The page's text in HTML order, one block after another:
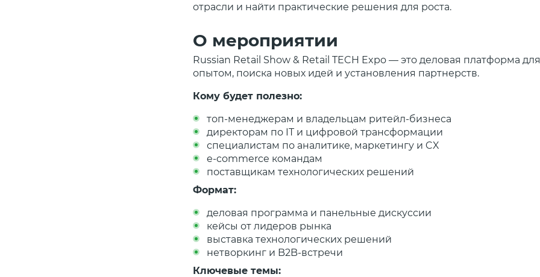
отрасли и найти практические решения для роста.
О мероприятии
Russian Retail Show & Retail TECH Expo — это деловая платформа
опытом, поиска новых идей и установления партнерств.
Кому будет полезно:
топ-менеджерам и владельцам ритейл-бизнеса
директорам по IT и цифровой трансформации
специалистам по аналитике, маркетингу и CX
e-commerce командам
поставщикам технологических решений
Формат:
деловая программа и панельные дискуссии
кейсы от лидеров рынка
выставка технологических решений
нетворкинг и B2B-встречи
Ключевые темы: